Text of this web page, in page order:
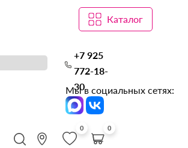
Каталог
+7 925
772-18-
30
Мы в социальных сетях:
0 0